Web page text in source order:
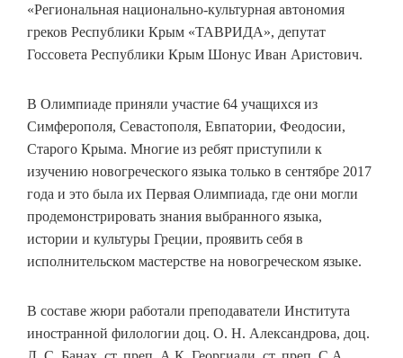
«Региональная национально-культурная автономия
греков Республики Крым «ТАВРИДА», депутат
Госсовета Республики Крым Шонус Иван Аристович.
В Олимпиаде приняли участие 64 учащихся из
Симферополя, Севастополя, Евпатории, Феодосии,
Старого Крыма. Многие из ребят приступили к
изучению новогреческого языка только в сентябре 2017
года и это была их Первая Олимпиада, где они могли
продемонстрировать знания выбранного языка,
истории и культуры Греции, проявить себя в
исполнительском мастерстве на новогреческом языке.
В составе жюри работали преподаватели Института
иностранной филологии доц. О. Н. Александрова, доц.